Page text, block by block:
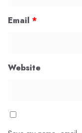
Email *
Website